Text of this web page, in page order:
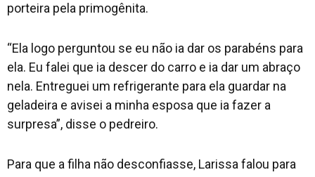
porteira pela primogênita.
“Ela logo perguntou se eu não ia dar os parabéns para
ela. Eu falei que ia descer do carro e ia dar um abraço
nela. Entreguei um refrigerante para ela guardar na
geladeira e avisei a minha esposa que ia fazer a
surpresa”, disse o pedreiro.
Para que a filha não desconfiasse, Larissa falou para